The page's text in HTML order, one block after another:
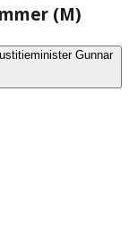
(M)
Gunnar